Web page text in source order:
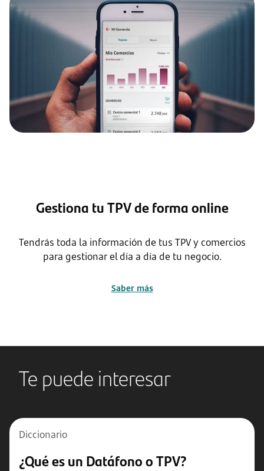
Gestiona tu TPV de forma online
Tendrás toda la información de tus TPV y comercios
para gestionar el día a día de tu negocio.
Saber más
Te puede interesar
Diccionario
¿Qué es un Datáfono o TPV?